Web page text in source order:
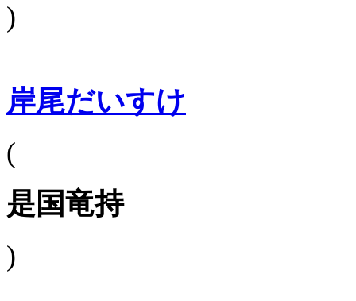
)
岸尾だいすけ
(
是国竜持
)